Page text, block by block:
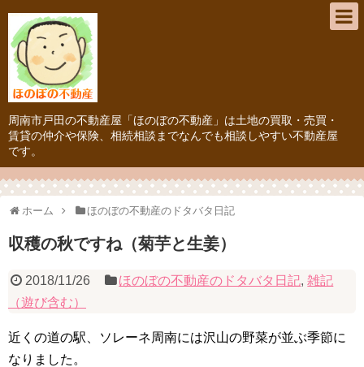
周南市戸田の不動産屋「ほのぼの不動産」は土地の買取・売買・
賃貸の仲介や保険、相続相談までなんでも相談しやすい不動産屋
です。
ホーム ほのぼの不動産のドタバタ日記
収穫の秋ですね（菊芋と生姜）
2018/11/26 ほのぼの不動産のドタバタ日記,雑記
（遊び含む）
近くの道の駅、ソレーネ周南には沢山の野菜が並ぶ季節に
なりました。